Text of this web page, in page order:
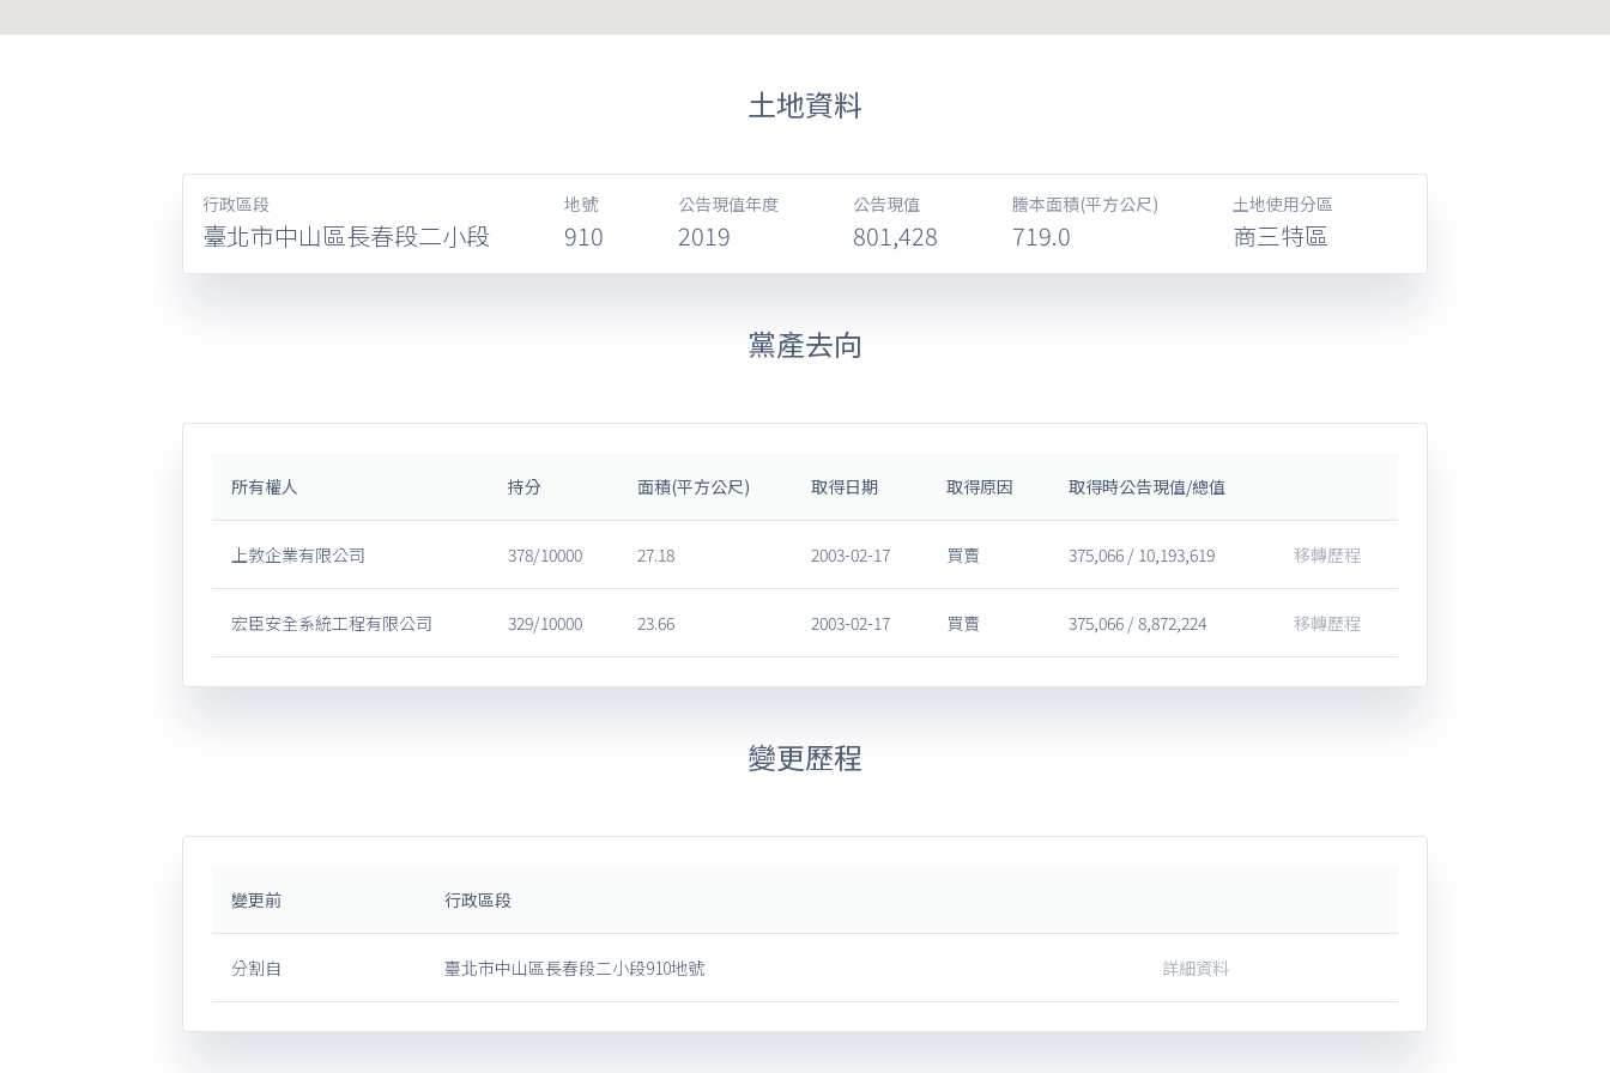
土地資料
行政區段
臺北市中山區長春段二小段
地號
910
公告現值年度
2019
公告現值
801,428
謄本面積(平方公尺)
719.0
土地使用分區
商三特區
黨產去向
所有權人 持分 面積(平方公尺) 取得日期 取得原因 取得時公告現值/總值
上敦企業有限公司 378/10000 27.18 2003-02-17 買賣 375,066 / 10,193,619 移轉歷程
宏臣安全系統工程有限公司 329/10000 23.66 2003-02-17 買賣 375,066 / 8,872,224 移轉歷程
變更歷程
變更前 行政區段
分割自 臺北市中山區長春段二小段910地號 詳細資料